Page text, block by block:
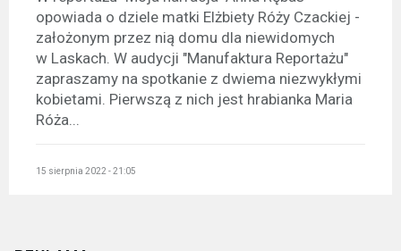
opowiada o dziele matki Elżbiety Róży Czackiej -
założonym przez nią domu dla niewidomych
w Laskach. W audycji "Manufaktura Reportażu"
zapraszamy na spotkanie z dwiema niezwykłymi
kobietami. Pierwszą z nich jest hrabianka Maria
Róża...
15 sierpnia 2022 - 21:05